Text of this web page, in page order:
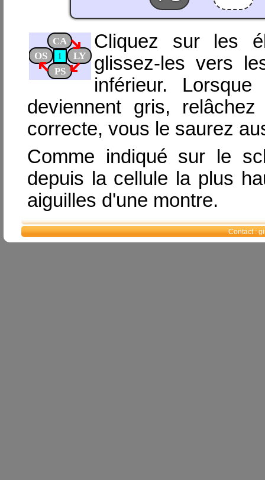
Cliquez sur les
glissez-les vers
inférieur.
deviennent gris,
correcte, vous le saurez
Comme indiqué sur le
depuis la cellule la plus
aiguilles d'une montre.
Contact :